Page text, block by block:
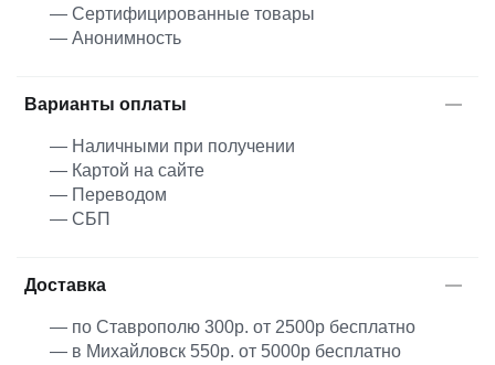
— Сертифицированные товары
— Анонимность
Варианты оплаты
— Наличными при получении
— Картой на сайте
— Переводом
— СБП
Доставка
— по Ставрополю 300р. от 2500р бесплатно
— в Михайловск 550р. от 5000р бесплатно